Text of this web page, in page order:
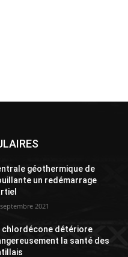
géothermique de
un redémarrage
2021
chlordécone détériore
la santé des